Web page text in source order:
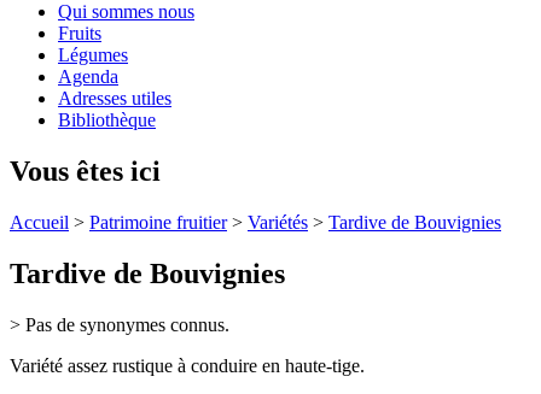
Qui sommes nous
Fruits
Légumes
Agenda
Adresses utiles
Bibliothèque
Vous êtes ici
Accueil > Patrimoine fruitier > Variétés > Tardive de Bouvignies
Tardive de Bouvignies
> Pas de synonymes connus.
Variété assez rustique à conduire en haute-tige.